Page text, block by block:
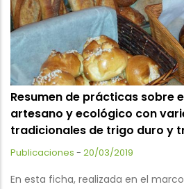
Resumen de prácticas sobre
artesano y ecológico con
tradicionales de trigo duro y
Publicaciones - 20/03/2019
En esta ficha, realizada en el marco